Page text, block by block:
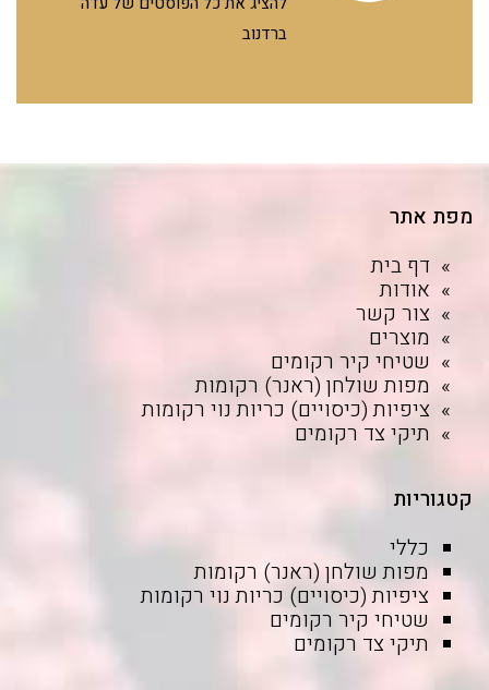
ברדנוב
מפת אתר
דף בית
אודות
צור קשר
מוצרים
שטיחי קיר רקומים
מפות שולחן (ראנר) רקומות
ציפיות (כיסויים) כריות נוי רקומות
תיקי צד רקומים
קטגוריות
כללי
מפות שולחן (ראנר) רקומות
ציפיות (כיסויים) כריות נוי רקומות
שטיחי קיר רקומים
תיקי צד רקומים